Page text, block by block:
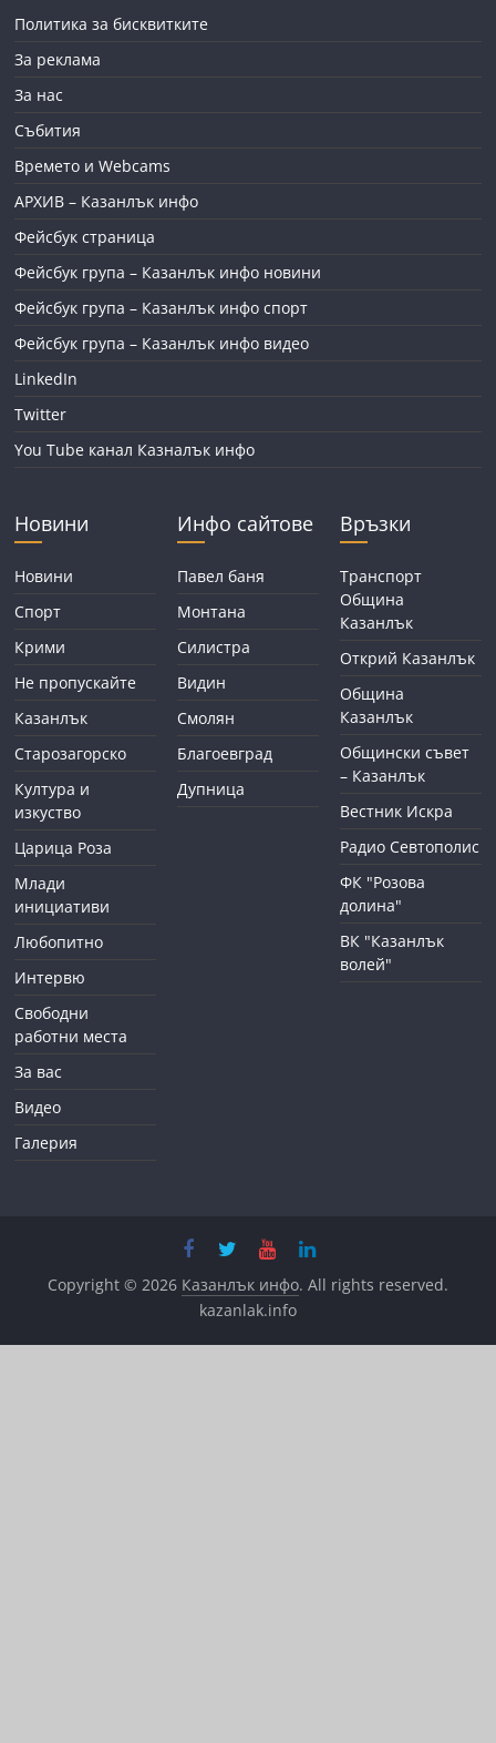
Политика за бисквитките
За реклама
За нас
Събития
Времето и Webcams
АРХИВ – Казанлък инфо
Фейсбук страница
Фейсбук група – Казанлък инфо новини
Фейсбук група – Казанлък инфо спорт
Фейсбук група – Казанлък инфо видео
LinkedIn
Twitter
You Tube канал Казналък инфо
Новини
Новини
Спорт
Крими
Не пропускайте
Казанлък
Старозагорско
Култура и
изкуство
Царица Роза
Млади
инициативи
Любопитно
Интервю
Свободни
работни места
За вас
Видео
Галерия
Инфо сайтове
Павел баня
Монтана
Силистра
Видин
Смолян
Благоевград
Дупница
Връзки
Транспорт
Община
Казанлък
Открий Казанлък
Община
Казанлък
Общински съвет
– Казанлък
Вестник Искра
Радио Севтополис
ФК "Розова
долина"
ВК "Казанлък
волей"
Copyright © 2026 Казанлък инфо. All rights reserved.
kazanlak.info